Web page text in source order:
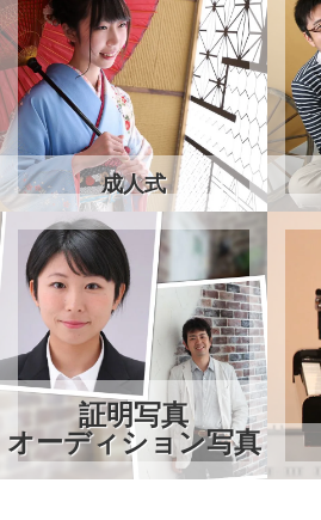
成人式
証明写真
オーディション写真